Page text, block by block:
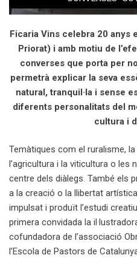
Ficaria Vins celebra 20 anys
Priorat) i amb motiu de
converses que porta per
permetrà explicar la seva
natural, tranquil·la i sense
diferents personalitats del
cultura i
Temàtiques com el ruralisme,
l’agricultura i la viticultura o les
centre dels diàlegs. També els
a la creació o la llibertat
impulsat i produït l’estudi
primera convidada la
cofundadora de l’associació
l’Escola de Pastors de